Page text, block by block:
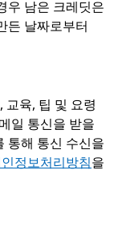
우 남은 크레딧은
든 날짜로부터
육, 팁 및 요령
일 통신을 받을
통해 통신 수신을
정보처리방침을